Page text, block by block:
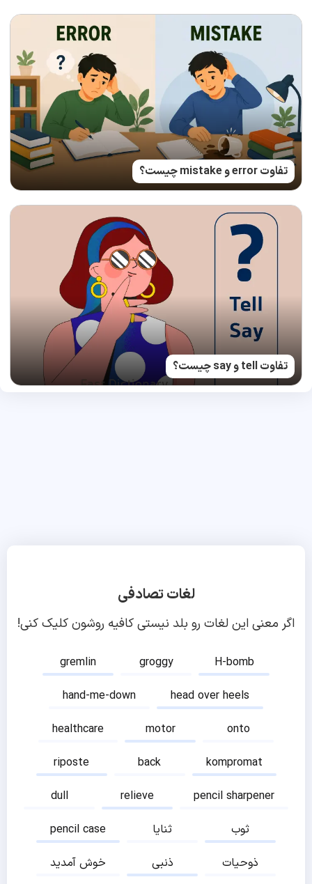
تفاوت error و mistake چیست؟
تفاوت tell و say چیست؟
لغات تصادفی
اگر معنی این لغات رو بلد نیستی کافیه روشون کلیک کنی!
gremlin groggy
H-bomb
hand-me-down
head over heels
healthcare
motor
onto
riposte
back
kompromat
dull
relieve
pencil sharpener
pencil case
ثنایا
ثوب
خوش آمدید
ذنبی
ذوحیات